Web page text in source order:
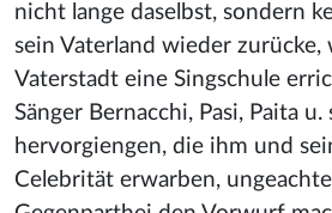
nicht lange daselbst, sondern
sein Vaterland wieder zurücke,
Vaterstadt eine Singschule
Sänger Bernacchi, Pasi, Paita u.
hervorgiengen, die ihm und
Celebrität erwarben,